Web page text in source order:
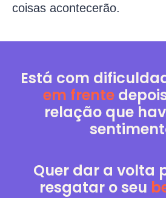
coisas acontecerão.
Está com
em frente
relação que
Quer dar a volta
resgatar o seu